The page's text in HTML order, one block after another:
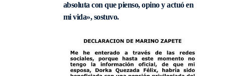
absoluta con que pienso, opino y actuó en
mi vida», sostuvo.